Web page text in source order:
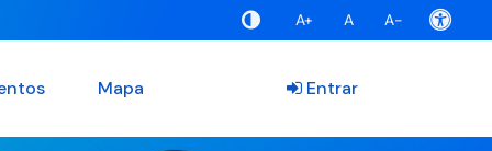
A+ A A-
Mapa Entrar